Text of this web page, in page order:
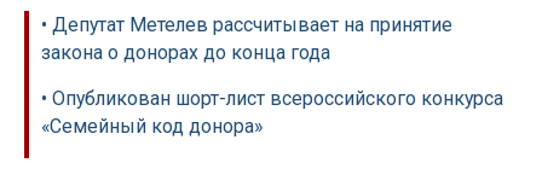
• Депутат Метелев рассчитывает на принятие
закона о донорах до конца года
• Опубликован шорт-лист всероссийского конкурса
«Семейный код донора»